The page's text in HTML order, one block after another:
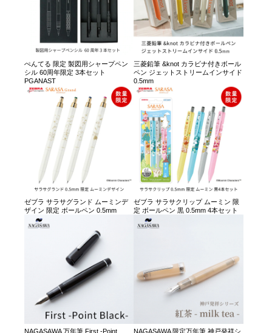
ぺんてる 限定 製図用シャープペン
シル 60周年限定 3本セット
PGANAST
三菱鉛筆 &knot カラビナ付きボール
ペン ジェットストリームインサイド
0.5mm
ゼブラ サラサグランド ムーミンデ
ザイン 限定 ボールペン 0.5mm
ゼブラ サラサクリップ ムーミン 限
定 ボールペン 黒 0.5mm 4本セット
NAGASAWA 万年筆 First -Point
NAGASAWA 限定万年筆 神戸発祥シ